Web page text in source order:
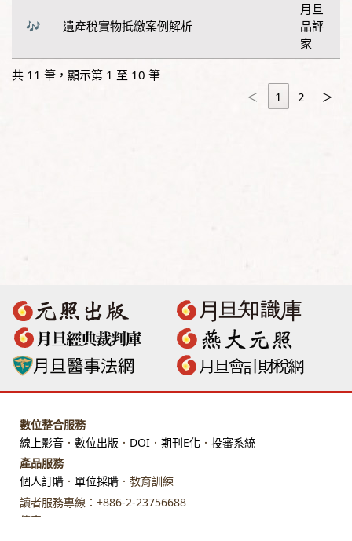
遺產稅實物抵繳案例解析
月旦
品評
家
共 11 筆，顯示第 1 至 10 筆
＜
1 2 ＞
數位整合服務
線上影音 ． 數位出版 ． DOI ． 期刊E化 ． 投審系統
產品服務
個人訂購 ． 單位採購 ．教育訓練
讀者服務專線：+886-2-23756688
傳真：+886-2-23318496